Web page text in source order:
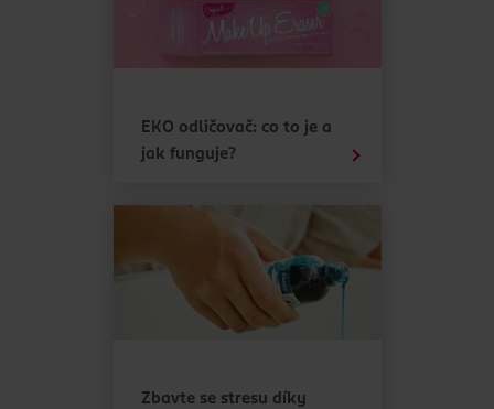
EKO odličovač: co to je a
jak funguje?
Zbavte se stresu díky